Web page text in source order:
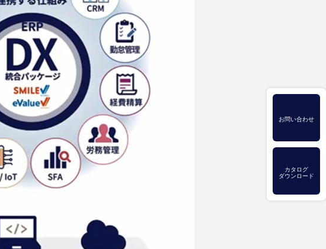
お問い合わせ
カタログ
ダウンロード